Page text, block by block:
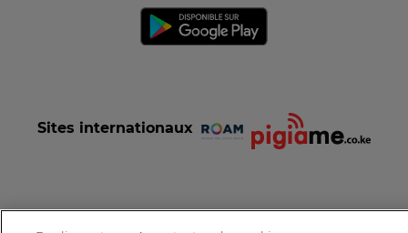
Sites internationaux